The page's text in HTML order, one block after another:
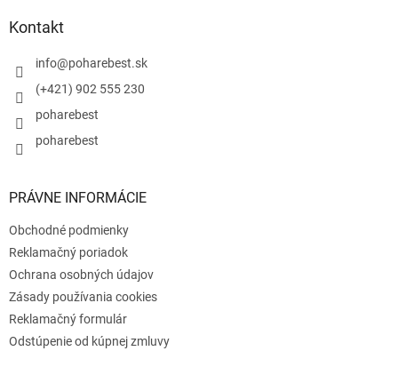
Kontakt
info@poharebest.sk
(+421) 902 555 230
poharebest
poharebest
PRÁVNE INFORMÁCIE
Obchodné podmienky
Reklamačný poriadok
Ochrana osobných údajov
Zásady používania cookies
Reklamačný formulár
Odstúpenie od kúpnej zmluvy